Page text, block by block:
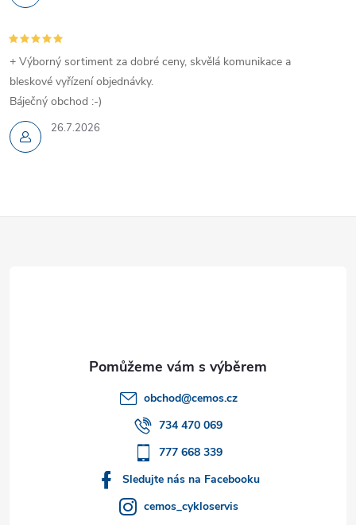
26.7.2026
+ Výborný sortiment za dobré ceny, skvělá komunikace a
bleskové vyřízení objednávky.
Báječný obchod :-)
obchod@cemos.cz
734 470 069
777 668 339
Sledujte nás na Facebooku
cemos_cykloservis